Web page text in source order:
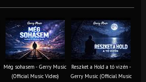
Még sohasem - Gerry Music
(Official Music Video)
Reszket a Hold a tó vizén -
Gerry Music (Official Music